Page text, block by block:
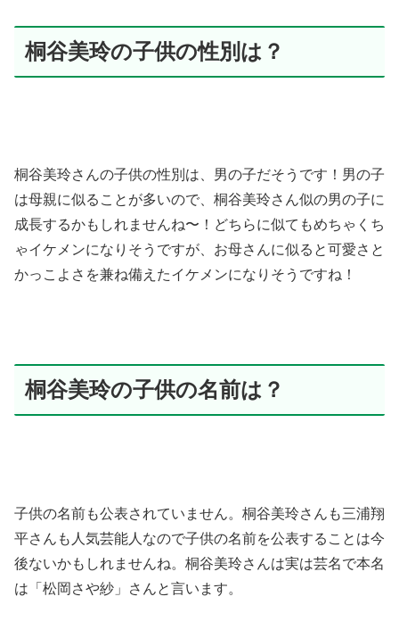
桐谷美玲の子供の性別は？
桐谷美玲さんの子供の性別は、男の子だそうです！男の子
は母親に似ることが多いので、桐谷美玲さん似の男の子に
成長するかもしれませんね〜！どちらに似てもめちゃくち
ゃイケメンになりそうですが、お母さんに似ると可愛さと
かっこよさを兼ね備えたイケメンになりそうですね！
桐谷美玲の子供の名前は？
子供の名前も公表されていません。 桐谷美玲さんも三浦翔
平さんも人気芸能人なので子供の名前を公表することは今
後ないかもしれませんね。桐谷美玲さんは実は芸名で本名
は「 松岡さや紗 」 さんと言います。